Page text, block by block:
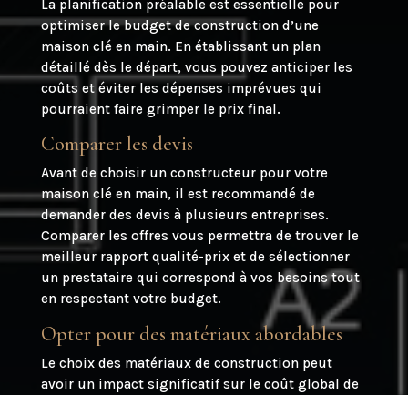
La planification préalable est essentielle pour
optimiser le budget de construction d’une
maison clé en main. En établissant un plan
détaillé dès le départ, vous pouvez anticiper les
coûts et éviter les dépenses imprévues qui
pourraient faire grimper le prix final.
Comparer les devis
Avant de choisir un constructeur pour votre
maison clé en main, il est recommandé de
demander des devis à plusieurs entreprises.
Comparer les offres vous permettra de trouver le
meilleur rapport qualité-prix et de sélectionner
un prestataire qui correspond à vos besoins tout
en respectant votre budget.
Opter pour des matériaux abordables
Le choix des matériaux de construction peut
avoir un impact significatif sur le coût global de